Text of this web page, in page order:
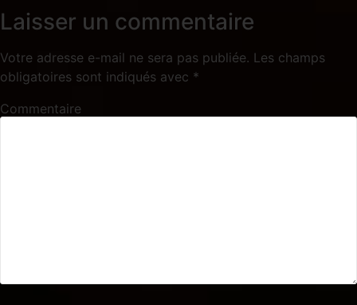
Laisser un commentaire
Votre adresse e-mail ne sera pas publiée. Les champs
obligatoires sont indiqués avec *
Commentaire